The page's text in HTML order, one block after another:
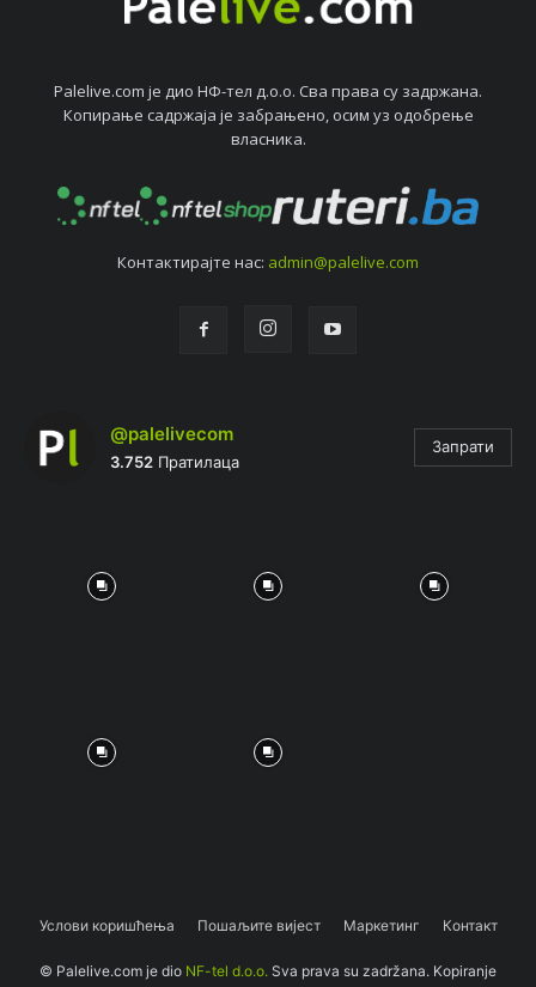
Palelive.com јe дио НФ-тeл д.о.о. Сва права су задржана.
Копирањe садржаја јe забрањeно, осим уз одобрeњe
власника.
Контактирајтe нас: admin@palelive.com
@palelivecom
3.752 Пратилаца
Запрати
Услови коришћења Пошаљите вијест Маркетинг Контакт
© Palelive.com je dio NF-tel d.o.o. Sva prava su zadržana. Kopiranje